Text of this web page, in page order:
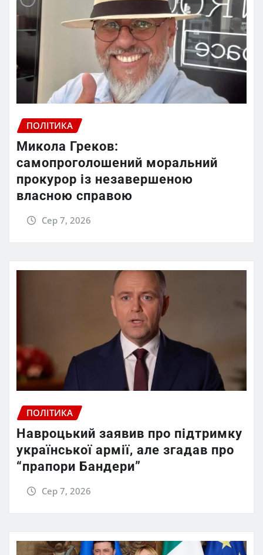
ПОЛІТИКА
Микола Греков:
самопроголошений моральний
прокурор із незавершеною
власною справою
Сер 7, 2026
ПОЛІТИКА
Навроцький заявив про підтримку
української армії, але згадав про
“прапори Бандери”
Сер 7, 2026